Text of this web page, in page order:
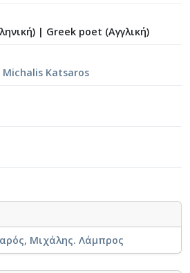
| Greek poet (Αγγλική)
Michalis Katsaros
Μιχάλης. Λάμπρος